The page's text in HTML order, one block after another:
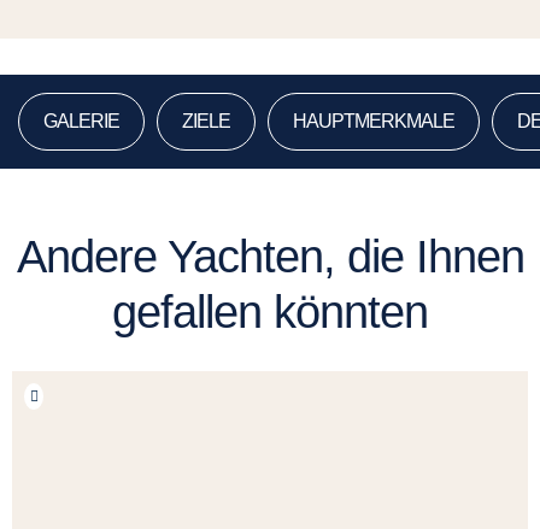
GALERIE ZIELE HAUPTMERKMALE
Andere Yachten, die Ihnen
gefallen könnten